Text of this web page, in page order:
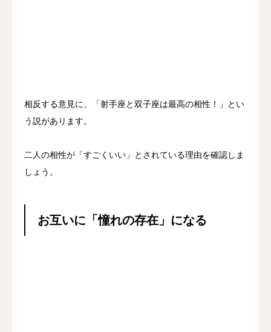
相反する意見に、「射手座と双子座は最高の相性！」とい
う説があります。
二人の相性が「すごくいい」とされている理由を確認しま
しょう。
お互いに「憧れの存在」になる